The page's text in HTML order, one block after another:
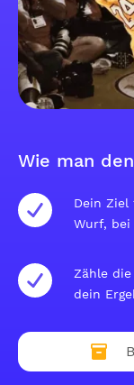
Wie man
Dein
Wurf,
Zähle
dein